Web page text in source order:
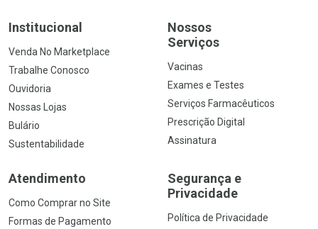
Institucional
Venda No Marketplace
Trabalhe Conosco
Ouvidoria
Nossas Lojas
Bulário
Sustentabilidade
Nossos
Serviços
Vacinas
Exames e Testes
Serviços Farmacêuticos
Prescrição Digital
Assinatura
Atendimento
Como Comprar no Site
Formas de Pagamento
Segurança e
Privacidade
Política de Privacidade